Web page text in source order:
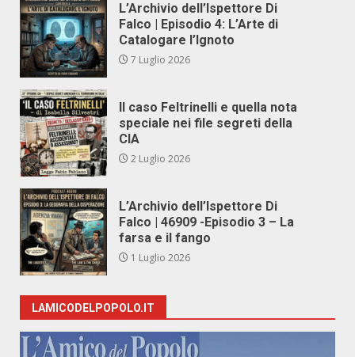
L’Archivio dell’Ispettore Di
Falco | Episodio 4: L’Arte di
Catalogare l’Ignoto
7 Luglio 2026
Il caso Feltrinelli e quella nota
speciale nei file segreti della
CIA
2 Luglio 2026
L’Archivio dell’Ispettore Di
Falco | 46909 -Episodio 3 – La
farsa e il fango
1 Luglio 2026
LAMICODELPOPOLO.IT